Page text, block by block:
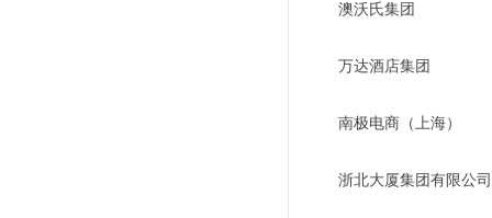
澳沃氏集团
万达酒店集团
南极电商（上海）
浙北大厦集团有限公司